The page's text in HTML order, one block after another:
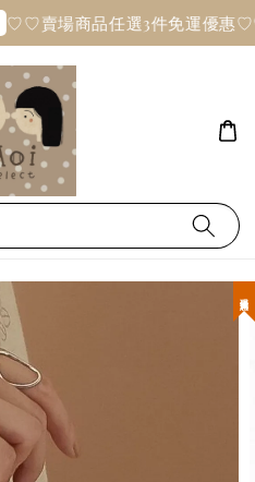
♡♡賣場商品任選3件免運優惠